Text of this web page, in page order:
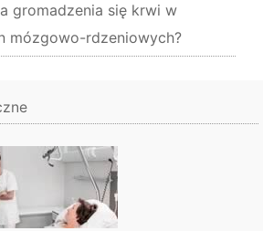
gromadzenia się krwi w
mózgowo-rdzeniowych?